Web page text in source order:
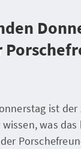
ist der
was